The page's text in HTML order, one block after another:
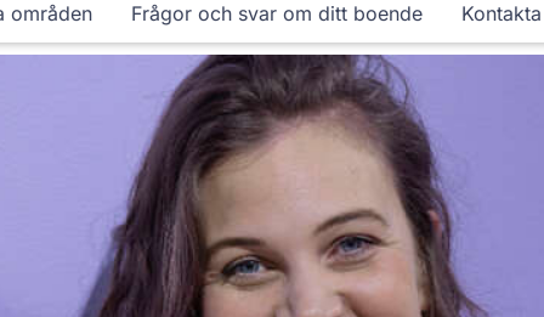
områden Frågor och svar om ditt boende